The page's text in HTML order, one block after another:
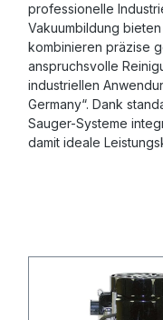
professionelle
Vakuumbildung
kombinieren präzise
anspruchsvolle
industriellen
Germany“. Dank
Sauger-Systeme
damit ideale